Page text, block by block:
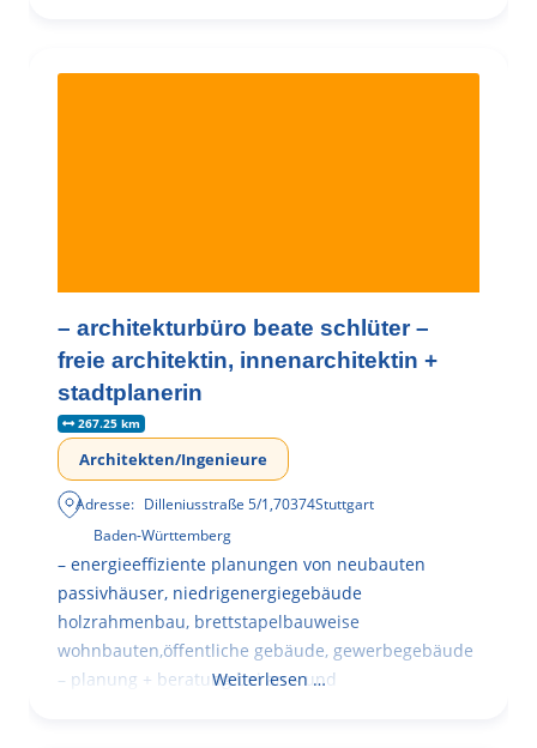
– architekturbüro beate schlüter –
freie architektin, innenarchitektin +
stadtplanerin
267.25 km
Architekten/Ingenieure
Adresse: Dilleniusstraße 5/1,70374Stuttgart
Baden-Württemberg
– energieeffiziente planungen von neubauten
passivhäuser, niedrigenergiegebäude
holzrahmenbau, brettstapelbauweise
wohnbauten,öffentliche gebäude, gewerbegebäude
– planung + beratung bei an – und
Weiterlesen …